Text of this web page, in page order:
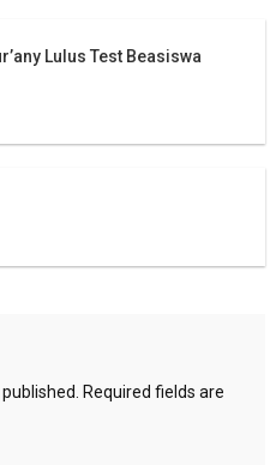
Lulus Test Beasiswa
Required fields are